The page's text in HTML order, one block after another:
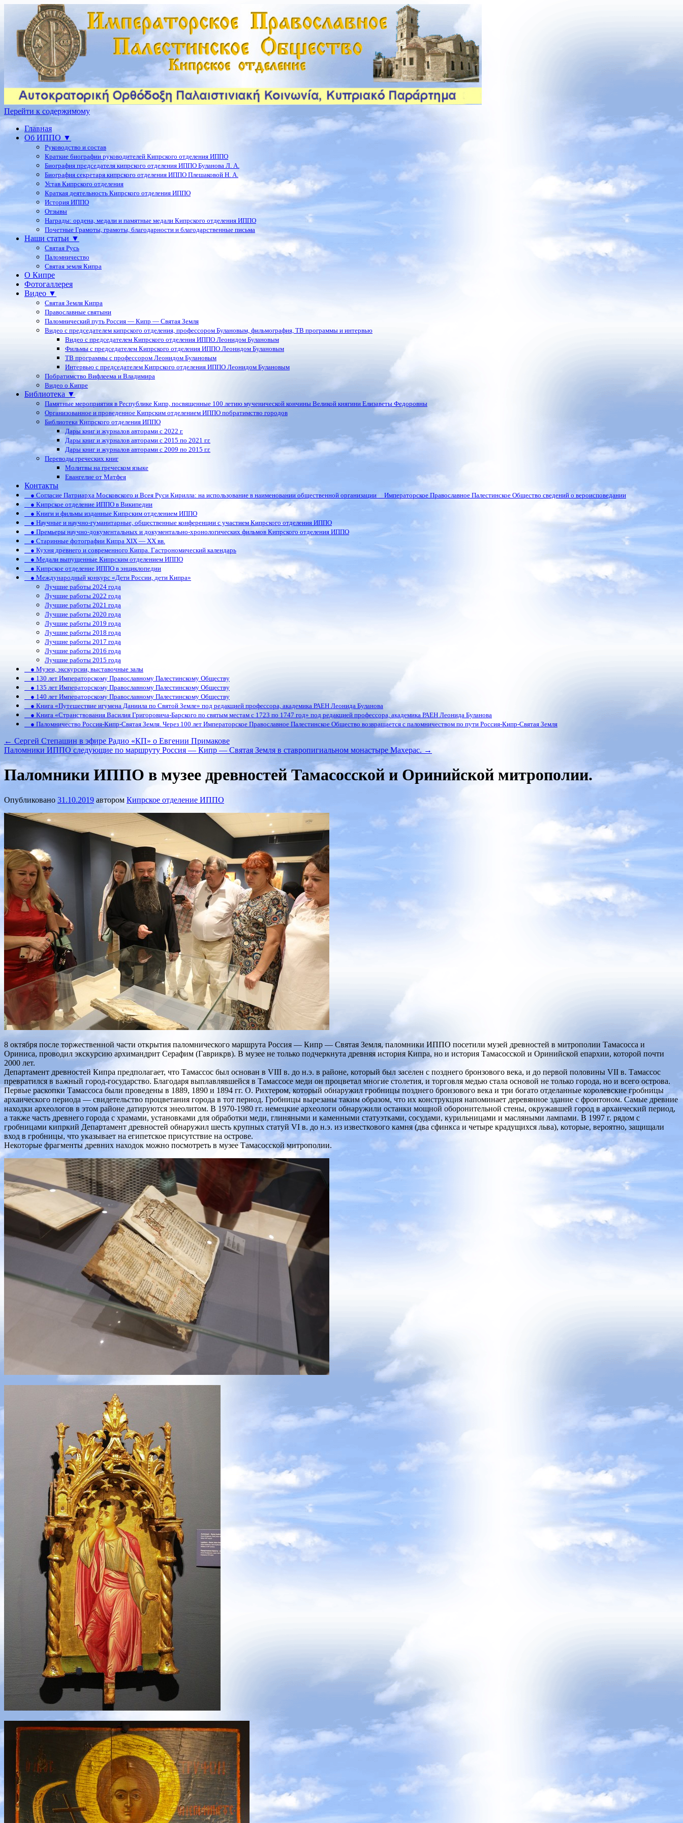
Перейти к содержимому
Главная
Об ИППО ▼
Руководство и состав
Краткие биографии руководителей Кипрского отделения ИППО
Биография председателя кипрского отделения ИППО Буланова Л. А.
Биография секретаря кипрского отделения ИППО Плешаковой Н. А.
Устав Кипрского отделения
Краткая деятельность Кипрского отделения ИППО
История ИППО
Отзывы
Награды: ордена, медали и памятные медали Кипрского отделения ИППО
Почетные Грамоты, грамоты, благодарности и благодарственные письма
Наши статьи ▼
Святая Русь
Паломничество
Святая земля Кипра
О Кипре
Фотогаллерея
Видео ▼
Святая Земля Кипра
Православные святыни
Паломнический путь Россия — Кипр — Святая Земля
Видео с председателем кипрского отделения, профессором Булановым, фильмография, ТВ программы и интервью
Видео с председателем Кипрского отделения ИППО Леонидом Булановым
Фильмы с председателем Кипрского отделения ИППО Леонидом Булановым
ТВ программы с профессором Леонидом Булановым
Интервью с председателем Кипрского отделения ИППО Леонидом Булановым
Побратимство Вифлеема и Владимира
Видео о Кипре
Библиотека ▼
Памятные мероприятия в Республике Кипр, посвященные 100 летию мученической кончины Великой княгини Елизаветы Федоровны
Организованное и проведенное Кипрским отделением ИППО побратимство городов
Библиотека Кипрского отделения ИППО
Дары книг и журналов авторами с 2022 г.
Дары книг и журналов авторами с 2015 по 2021 г.г.
Дары книг и журналов авторами с 2009 по 2015 г.г.
Переводы греческих книг
Молитвы на греческом языке
Евангелие от Матфея
Контакты
● Согласие Патриарха Московского и Всея Руси Кирилла: на использование в наименовании общественной организации Императорское Православное Палестинское Общество сведений о вероисповедании
● Кипрское отделение ИППО в Википедии
● Книги и фильмы изданные Кипрским отделением ИППО
● Научные и научно-гуманитарные, общественные конференции c участием Кипрского отделения ИППО
● Премьеры научно-документальных и документально-хронологических фильмов Кипрского отделения ИППО
● Старинные фотографии Кипра XIX — XX вв.
● Кухня древнего и современного Кипра. Гастрономический календарь
● Медали выпущенные Кипрским отделением ИППО
● Кипрское отделение ИППО в энциклопедии
● Международный конкурс «Дети России, дети Кипра»
Лучшие работы 2024 года
Лучшие работы 2022 года
Лучшие работы 2021 года
Лучшие работы 2020 года
Лучшие работы 2019 года
Лучшие работы 2018 года
Лучшие работы 2017 года
Лучшие работы 2016 года
Лучшие работы 2015 года
● Музеи, экскурсии, выставочные залы
● 130 лет Императорскому Православному Палестинскому Обществу
● 135 лет Императорскому Православному Палестинскому Обществу
● 140 лет Императорскому Православному Палестинскому Обществу
● Книга «Путешествие игумена Даниила по Святой Земле» под редакцией профессора, академика РАЕН Леонида Буланова
● Книга «Странствования Василия Григоровича-Барского по святым местам с 1723 по 1747 год» под редакцией профессора, академика РАЕН Леонида Буланова
● Паломничество Россия-Кипр-Святая Земля. Через 100 лет Императорское Православное Палестинское Общество возвращается с паломничеством по пути Россия-Кипр-Святая Земля
← Сергей Степашин в эфире Радио «КП» о Евгении Примакове
Паломники ИППО следующие по маршруту Россия — Кипр — Святая Земля в ставропигиальном монастыре Махерас. →
Паломники ИППО в музее древностей Тамасосской и Оринийской митрополии.
Опубликовано 31.10.2019 автором Кипрское отделение ИППО
8 октября после торжественной части открытия паломнического маршрута Россия — Кипр — Святая Земля, паломники ИППО посетили музей древностей в митрополии Тамасосса и
Ориниса, проводил экскурсию архимандрит Серафим (Гаврикрв). В музее не только подчеркнута древняя история Кипра, но и история Тамасосской и Оринийской епархии, которой почти
2000 лет.
Департамент древностей Кипра предполагает, что Тамассос был основан в VIII в. до н.э. в районе, который был заселен с позднего бронзового века, и до первой половины VII в. Тамассос
превратился в важный город-государство. Благодаря выплавлявшейся в Тамассосе меди он процветал многие столетия, и торговля медью стала основой не только города, но и всего острова.
Первые раскопки Тамассоса были проведены в 1889, 1890 и 1894 гг. О. Рихтером, который обнаружил гробницы позднего бронзового века и три богато отделанные королевские гробницы
архаического периода — свидетельство процветания города в тот период. Гробницы вырезаны таким образом, что их конструкция напоминает деревянное здание с фронтоном. Самые древние
находки археологов в этом районе датируются энеолитом. В 1970-1980 гг. немецкие археологи обнаружили останки мощной оборонительной стены, окружавшей город в архаический период,
а также часть древнего города с храмами, установками для обработки меди, глиняными и каменными статуэтками, сосудами, курильницами и масляными лампами. В 1997 г. рядом с
гробницами кипркий Департамент древностей обнаружил шесть крупных статуй VI в. до н.э. из известкового камня (два сфинкса и четыре крадущихся льва), которые, вероятно, защищали
вход в гробницы, что указывает на египетское присутствие на острове.
Некоторые фрагменты древних находок можно посмотреть в музее Тамасосской митрополии.